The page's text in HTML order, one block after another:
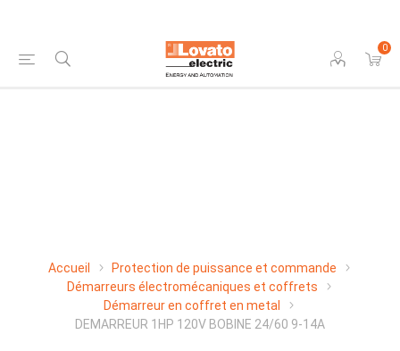
0
Accueil
Protection de puissance et commande
Démarreurs électromécaniques et coffrets
Démarreur en coffret en metal
DEMARREUR 1HP 120V BOBINE 24/60 9-14A